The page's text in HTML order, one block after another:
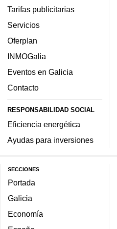
Tarifas publicitarias
Servicios
Oferplan
INMOGalia
Eventos en Galicia
Contacto
RESPONSABILIDAD SOCIAL
Eficiencia energética
Ayudas para inversiones
SECCIONES
Portada
Galicia
Economía